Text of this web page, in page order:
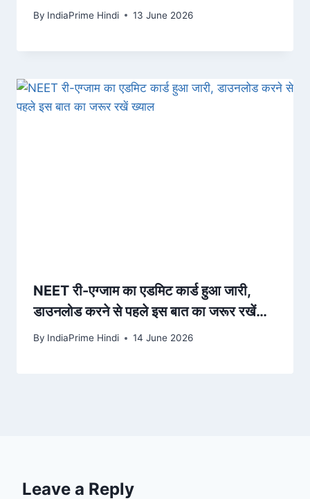
इंतजार – Dainik Bhaskar
By IndiaPrime Hindi 13 June 2026
NEET री-एग्जाम का एडमिट कार्ड हुआ जारी,
डाउनलोड करने से पहले इस बात का जरूर रखें
ख्याल
By IndiaPrime Hindi 14 June 2026
Leave a Reply